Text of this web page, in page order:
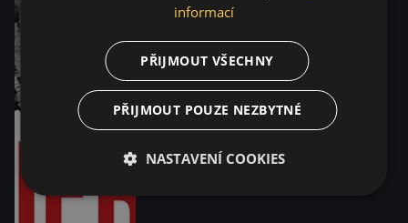
informací
PŘIJMOUT VŠECHNY
PŘIJMOUT POUZE NEZBYTNÉ
NASTAVENÍ COOKIES